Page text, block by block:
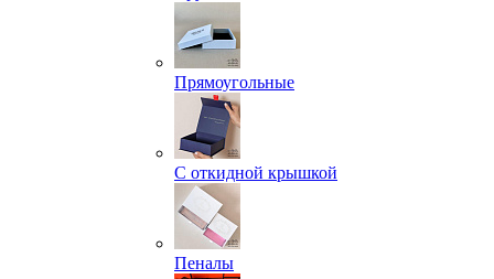
Прямоугольные
С откидной крышкой
Пеналы